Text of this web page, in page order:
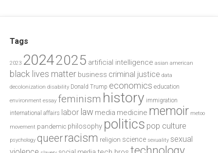
Tags
2023 20242025 artificial intelligence asian american
black lives matter business criminal justice data
decolonization disability Donald Trump economics education
environment essay feminism history immigration
international affairs labor law media medicine memoir metoo
movement pandemic philosophy politics pop culture
psychology queerracism religion science sexuality sexual